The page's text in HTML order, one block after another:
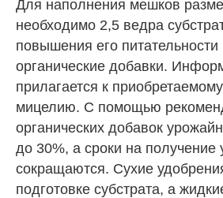
Для наполнения мешков
необходимо 2,5 ведра
повышения его питательности
органические добавки.
прилагается к
мицелию. С помощью
органических добавок
до 30%, а сроки на получение
сокращаются. Сухие
подготовке субстрата, а